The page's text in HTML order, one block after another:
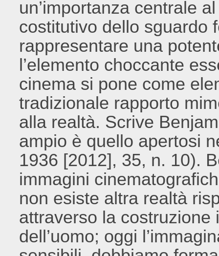
un’importanza centrale
costitutivo dello sguardo
rappresentare una
l’elemento choccante
cinema si pone come
tradizionale rapporto
alla realtà. Scrive
ampio è quello apertosi
1936 [2012], 35, n. 10).
immagini
non esiste altra realtà
attraverso la costruzione
dell’uomo; oggi